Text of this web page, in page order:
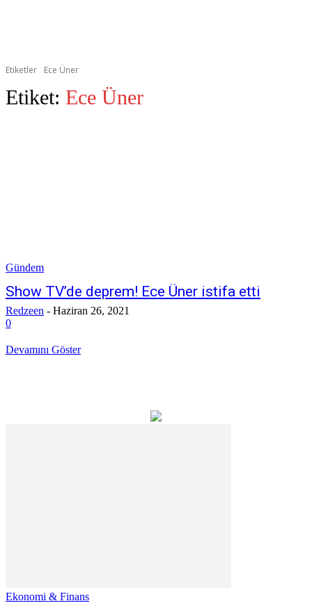
Etiketler Ece Üner
Etiket: Ece Üner
Gündem
Show TV’de deprem! Ece Üner istifa etti
Redzeen - Haziran 26, 2021
0
Devamını Göster
Ekonomi & Finans